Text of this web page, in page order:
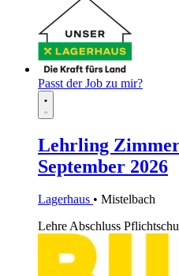
Passt der Job zu mir?
Lehrling
September 2026
Lagerhaus • Mistelbach
LehreAbschluss